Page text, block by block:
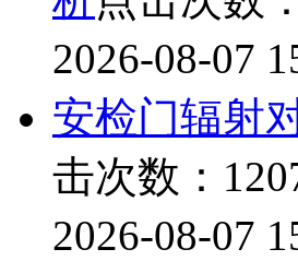
2026-08-07
安检门辐射
击次数：
2026-08-07